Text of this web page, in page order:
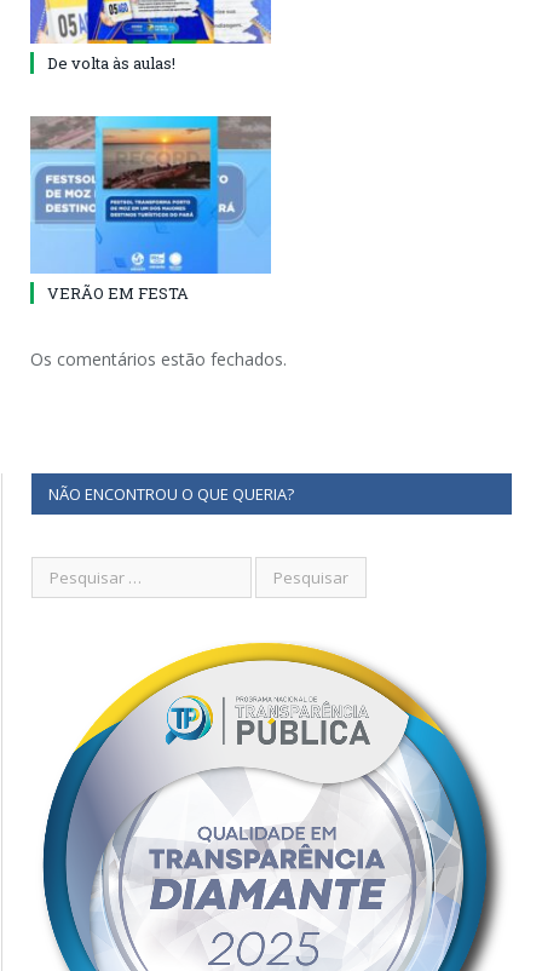
De volta às aulas!
VERÃO EM FESTA
Os comentários estão fechados.
NÃO ENCONTROU O QUE QUERIA?